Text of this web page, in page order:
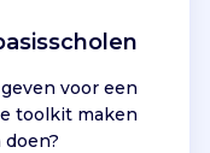
voor een
toolkit maken